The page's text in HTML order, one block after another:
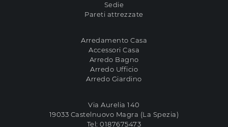
Sedie
Pareti attrezzate
Arredamento Casa
Accessori Casa
Arredo Bagno
Arredo Ufficio
Arredo Giardino
Via Aurelia 140
19033 Castelnuovo Magra (La Spezia)
Tel:0187675473